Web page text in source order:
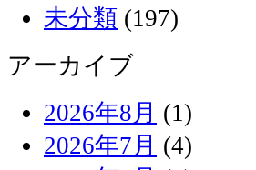
未分類 (197)
アーカイブ
2026年8月 (1)
2026年7月 (4)